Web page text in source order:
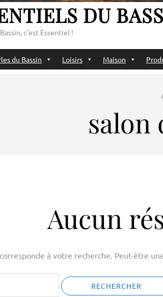
DU
c'est Essentiel !
du Bassin Loisirs Maison
salon
Aucun
à votre recherche. Peut-être